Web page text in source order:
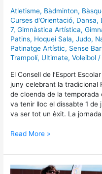
Atletisme, Bàdminton,
Curses d'Orientació, Dansa,
7,Gimnàstica Artística,
Patins, Hoquei Sala,Judo,
Patinatge Artístic, Sense
Trampolí, Ultimate,Voleibol /
El Consell de l’Esport
juny celebrant la tradicional
de cloenda de la temporada
va tenir lloc el dissabte 1 de
va ser tot un èxit. La
Read More »
Celebrem